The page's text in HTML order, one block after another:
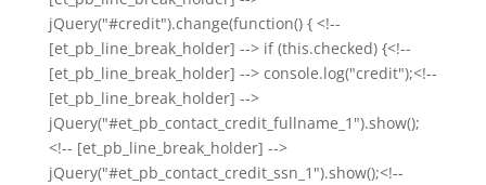
jQuery("#credit").change(function() { <!--
[et_pb_line_break_holder] --> if (this.checked) {<!--
[et_pb_line_break_holder] --> console.log("credit");<!--
[et_pb_line_break_holder] -->
jQuery("#et_pb_contact_credit_fullname_1").show();
<!-- [et_pb_line_break_holder] -->
jQuery("#et_pb_contact_credit_ssn_1").show();<!--